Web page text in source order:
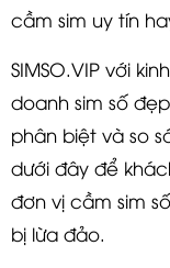
cầm sim uy tín
SIMSO.VIP với
doanh sim số
phân biệt và so
dưới đây để
đơn vị cầm sim
bị lừa đảo.